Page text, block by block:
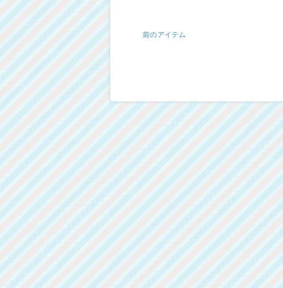
前のアイテム